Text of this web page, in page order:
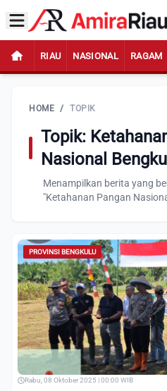
RIAU NASIONAL RAGAM
HOME / TOPIK
Topik:
Nasional
Menampilkan berita yang
"Ketahanan Pangan
PROVINSI BENGKULU
Rabu, 08 Oktober 2025 | 00:00 WIB